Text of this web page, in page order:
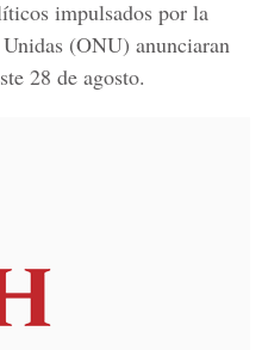
impulsados por la
(ONU) anunciaran
28 de agosto.